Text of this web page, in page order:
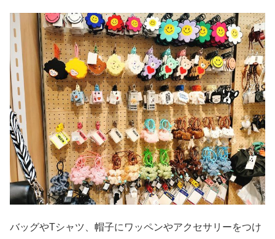
バッグやTシャツ、帽子にワッペンやアクセサリーをつけ